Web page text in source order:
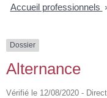
Accueil professionnels
Dossier
Alternance
Vérifié le 12/08/2020 -